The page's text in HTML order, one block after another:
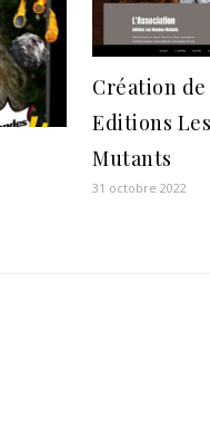
Création de
Editions
Mutants
31 octobre 2022